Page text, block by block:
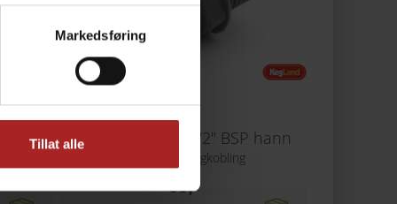
Markedsføring
Tillat alle9,5mm (3/8") til 1/2" BSP hann
Duotight Hurtigkobling
59,-